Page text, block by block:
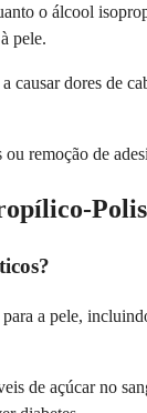
o álcool
pele.
dores de
remoção de
a pele,
de açúcar no